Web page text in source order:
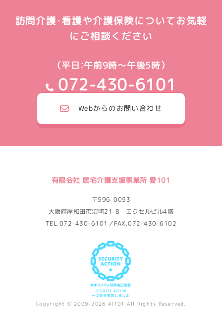
訪問介護・看護や介護保険についてお気軽
にご相談ください
（平日：午前9時～午後5時）
072-430-6101
Webからのお問い合わせ
有限会社 居宅介護支援事業所 愛101
〒596-0053
大阪府岸和田市沼町21-8 エクセルビル4階
TEL.072-430-6101／FAX.072-430-6102
Copyright © 2009-2026 AI101 All Rights Reserved.